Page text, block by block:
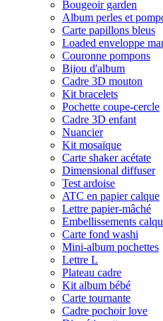
Bougeoir garden
Album perles et
Carte papillons bleus
Loaded enveloppe
Couronne pompons
Bijou d'album
Cadre 3D mouton
Kit bracelets
Pochette coupe-cercle
Cadre 3D enfant
Nuancier
Kit mosaïque
Carte shaker acétate
Dimensional diffuser
Test ardoise
ATC en papier calque
Lettre papier-mâché
Embellissements
Carte fond washi
Mini-album pochettes
Lettre L
Plateau cadre
Kit album bébé
Carte tournante
Cadre pochoir love